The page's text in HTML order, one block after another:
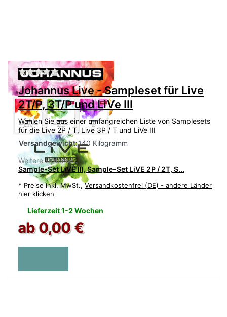
Zu diesem Produkt liegen noch keine
Johannus Live - Sampleset für Live
2T/P, 3T/P und LiVe III
Wählen Sie aus einer umfangreichen Liste von Samplesets
für die Live 2P / T, Live 3P / T und LiVe III
Versandgewicht:140 Kilogramm
Weitere Optionen:
Sample-Set LiVE III, Sample-Set LiVE 2P / 2T, S...
* Preise inkl. MwSt.,Versandkostenfrei (DE) - andere Länder
hier klicken
Lieferzeit 1-2 Wochen
ab 0,00 €